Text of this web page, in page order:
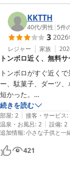
またのご来館を心よ
堂ヶ島唯一の自家
2026-07-08
し、大変嬉しく思っ
橋の上からご覧い
ていただけたこと、
す。
駿河湾に沈む夕陽
回お越しいただけた
したら幸いです。
また、ご夕食の揚げ
してもご満足いただ
ります。
一方で、大浴場や設
おかけしてしまい申
洗面台の不具合や施
KKTTH
40代/男性 | 5件
3 2026
レジャー 家族
トンボロ近く、無料
トンボロがすぐ近く
ー、駄菓子、ダーツ
短かった。
建物が相当古く、廃墟
館内は最低限維持され
部屋はトイレと洗面所
ル、紙コップなので不
温泉は泉質は良いが、
続きを読む
部屋: 2 | 接客・サービス:
温泉・お風呂: 2 | 設備: 2
追加情報:小さな子供と一
421